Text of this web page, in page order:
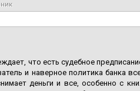
что есть судебное
и наверное политика банка
деньги и все, особенно с